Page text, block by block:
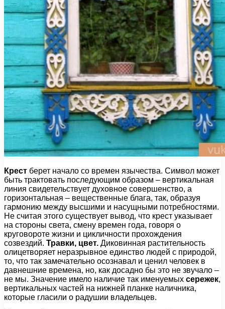
Крест берет начало со времен язычества. Символ может
быть трактовать последующим образом – вертикальная
линия свидетельствует духовное совершенство, а
горизонтальная – вещественные блага, так, образуя
гармонию между высшими и насущными потребностями.
Не считая этого существует вывод, что крест указывает
на стороны света, смену времен года, говоря о
круговороте жизни и цикличности прохождения
созвездий. Травки, цвет. Диковинная растительность
олицетворяет неразрывное единство людей с природой,
то, что так замечательно осознавал и ценил человек в
давнешние времена, но, как досадно бы это не звучало –
не мы. Значение имело наличие так именуемых сережек,
вертикальных частей на нижней планке наличника,
которые гласили о радушии владельцев.